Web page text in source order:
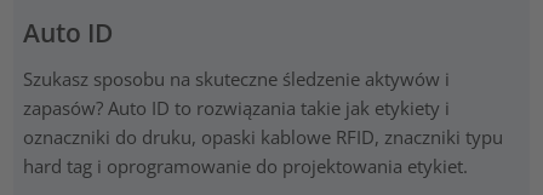
Auto ID
Szukasz sposobu na skuteczne śledzenie aktywów i
zapasów? Auto ID to rozwiązania takie jak etykiety i
oznaczniki do druku, opaski kablowe RFID, znaczniki typu
hard tag i oprogramowanie do projektowania etykiet.